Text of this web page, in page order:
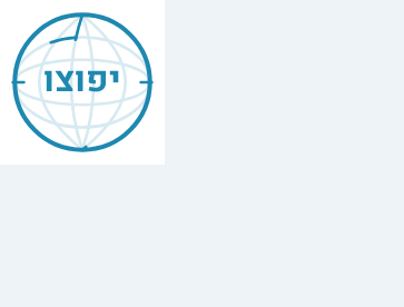
יפוצו